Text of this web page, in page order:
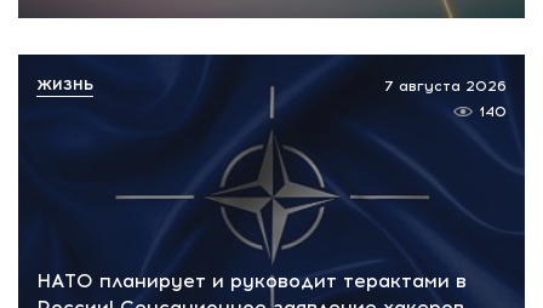
НАТО планирует и руководит терактами в
7 августа 2026
140
ЖИЗНЬ